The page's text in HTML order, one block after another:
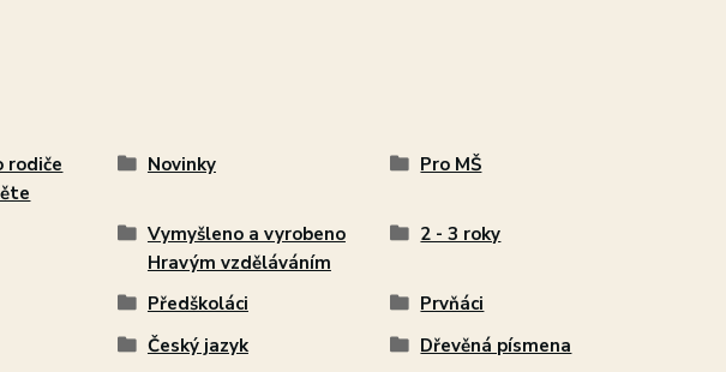
rodiče
Novinky Pro MŠ
Vymyšleno a vyrobeno
Hravým vzděláváním
2 - 3 roky
Předškoláci
Prvňáci
Český jazyk
Dřevěná písmena